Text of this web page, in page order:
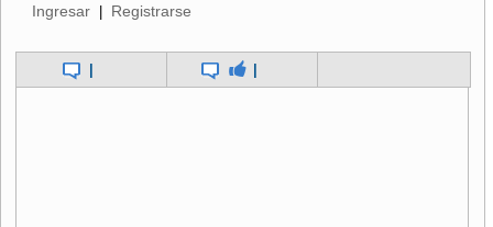
Ingresar | Registrarse
| |